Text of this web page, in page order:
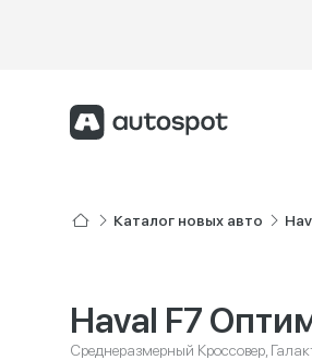
Каталог новых авто
Haval F7
Среднеразмерный Кроссовер,